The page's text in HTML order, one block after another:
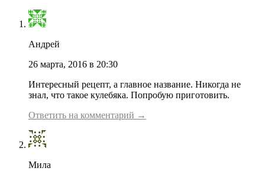
Андрей
26 марта, 2016 в 20:30
Интересный рецепт, а главное название. Никогда не
знал, что такое кулебяка. Попробую приготовить.
Ответить на комментарий →
Мила